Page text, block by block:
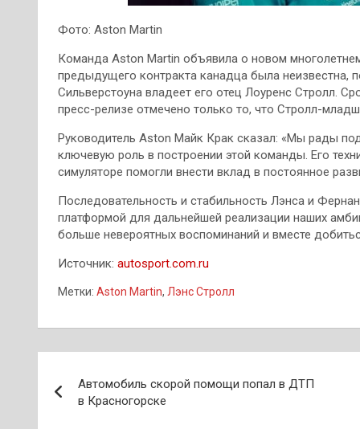
Фото: Aston Martin
Команда Aston Martin объявила о новом
предыдущего контракта канадца была неизвестна,
Сильверстоуна владеет его отец Лоуренс Стролл.
пресс-релизе отмечено только то, что Стролл-
Руководитель Aston Майк Крак сказал: «Мы рады
ключевую роль в построении этой команды. Его
симуляторе помогли внести вклад в постоянное
Последовательность и стабильность Лэнса и
платформой для дальнейшей реализации наших
больше невероятных воспоминаний и вместе
Источник: autosport.com.ru
Метки: Aston Martin, Лэнс Стролл
по
Автомобиль скорой помощи попал в ДТП
в Красногорске